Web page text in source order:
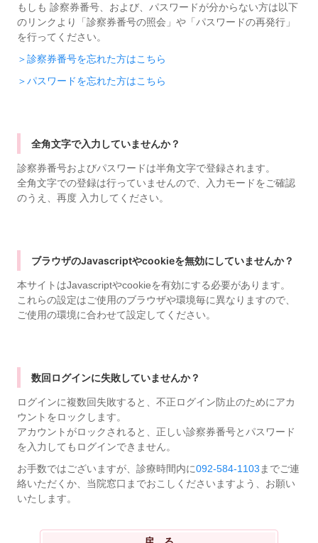
もしも 診察券番号、および、パスワードが分からない方は以下
のリンクより「診察券番号の照会」や「パスワードの再発行」
を行ってください。
＞診察券番号を忘れた方はこちら
＞パスワードを忘れた方はこちら
全角文字で入力していませんか？
診察券番号およびパスワードは半角文字で登録されます。
全角文字での登録は行っていませんので、入力モードをご確認
のうえ、再度 入力してください。
ブラウザのJavascriptやcookieを無効にしていませんか？
本サイトはJavascriptやcookieを有効にする必要があります。
これらの設定はご使用のブラウザや環境毎に異なりますので、
ご使用の環境に合わせて設定してください。
数回ログインに失敗していませんか？
ログインに複数回失敗すると、不正ログイン防止のためにアカ
ウントをロックします。
アカウントがロックされると、正しい診察券番号とパスワード
を入力してもログインできません。
お手数ではございますが、診療時間内に092-584-1103 までご連
絡いただくか、当院窓口までおこしくださいますよう、お願い
いたします。